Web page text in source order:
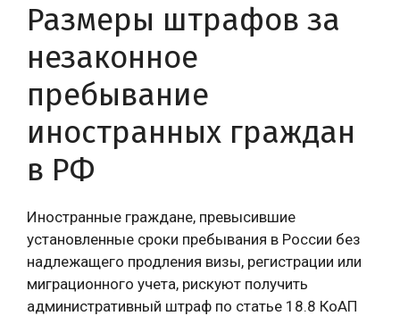
Размеры штрафов за
незаконное
пребывание
иностранных граждан
в РФ
Иностранные граждане, превысившие
установленные сроки пребывания в России без
надлежащего продления визы, регистрации или
миграционного учета, рискуют получить
административный штраф по статье 18.8 КоАП